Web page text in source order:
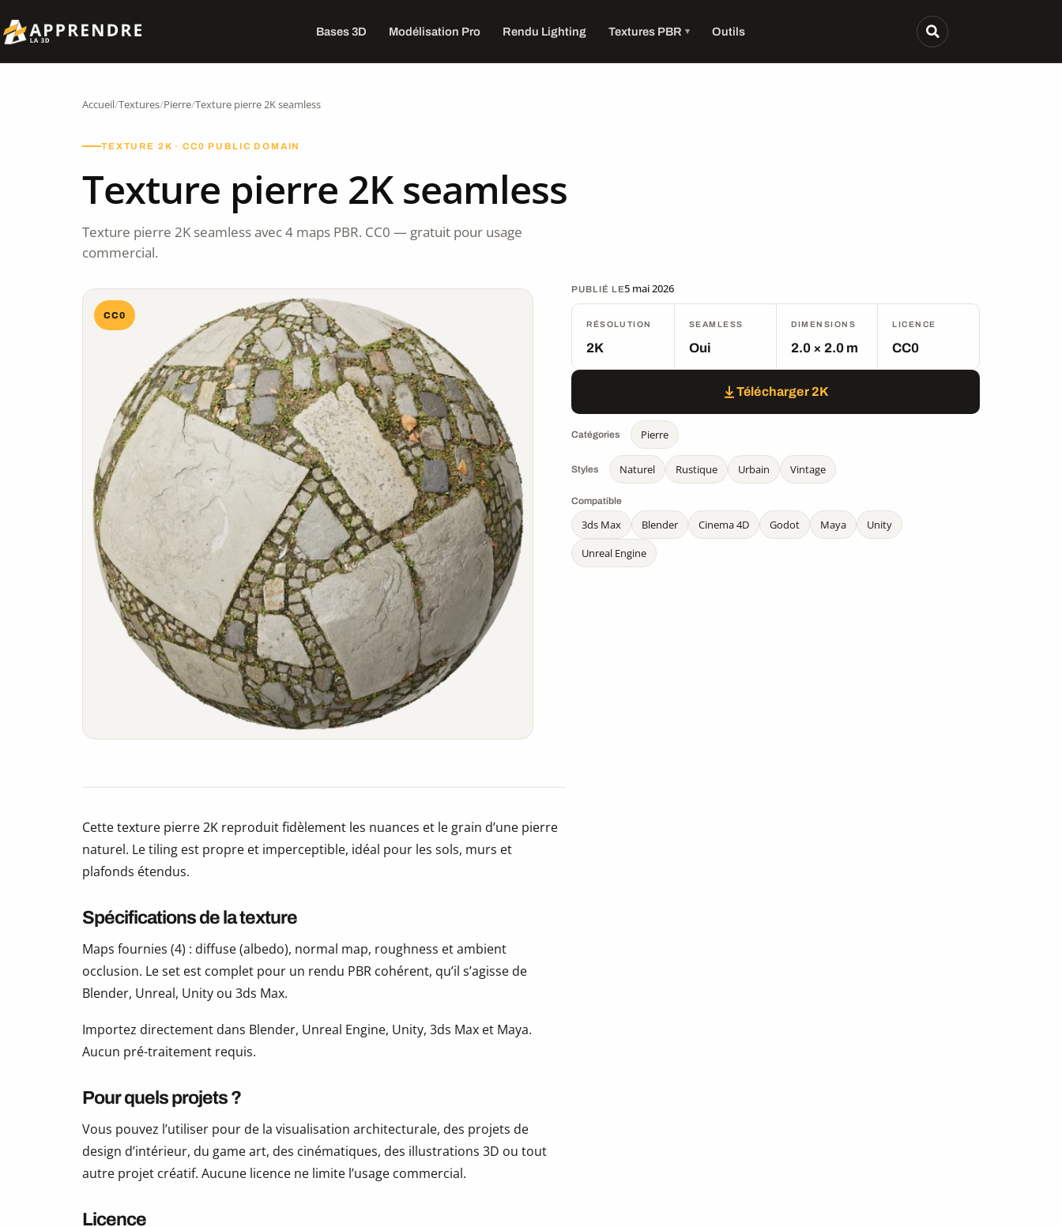
Bases 3D Modélisation Pro Rendu Lighting Textures PBR Outils
Accueil/Textures/Pierre/Texture pierre 2K seamless
TEXTURE 2K · CC0 PUBLIC DOMAIN
Texture pierre 2K seamless
Texture pierre 2K seamless avec 4 maps PBR. CC0 — gratuit pour usage
commercial.
CC0
PUBLIÉ LE5 mai 2026
RÉSOLUTION
2K
SEAMLESS
Oui
DIMENSIONS
2.0 × 2.0 m
LICENCE
CC0
Télécharger 2K
Catégories Pierre
Styles Naturel Rustique Urbain Vintage
Compatible
3ds Max Blender Cinema 4D Godot Maya
Unity
Unreal Engine
Cette texture pierre 2K reproduit fidèlement les nuances et le grain d’une pierre
naturel. Le tiling est propre et imperceptible, idéal pour les sols, murs et
plafonds étendus.
Spécifications de la texture
Maps fournies (4) : diffuse (albedo), normal map, roughness et ambient
occlusion. Le set est complet pour un rendu PBR cohérent, qu’il s’agisse de
Blender, Unreal, Unity ou 3ds Max.
Importez directement dans Blender, Unreal Engine, Unity, 3ds Max et Maya.
Aucun pré-traitement requis.
Pour quels projets ?
Vous pouvez l’utiliser pour de la visualisation architecturale, des projets de
design d’intérieur, du game art, des cinématiques, des illustrations 3D ou tout
autre projet créatif. Aucune licence ne limite l’usage commercial.
Licence